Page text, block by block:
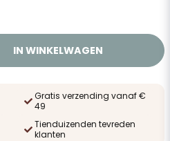
IN WINKELWAGEN
Gratis verzending vanaf €
49
Tienduizenden tevreden
klanten